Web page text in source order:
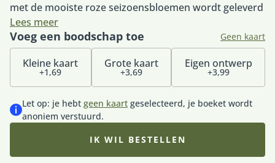
met de mooiste roze seizoensbloemen wordt geleverd
in combinatie met een ultrazacht knuffelkonijn van
Little Dutch. Voor urenlang knuffelplezier. Het perfecte
cadeau om te geven aan de nieuwe (groot)ouders. Het
boeket wordt met zorg samengesteld door de
boeket iets afwijken van de getoonde afbeelding.
Lees meer
Voeg een boodschap toe Geen kaart
Kleine kaart
+1,69
Grote kaart
+3,69
Eigen ontwerp
+3,99
Let op: je hebt geen kaart geselecteerd, je boeket wordt
anoniem verstuurd.
IK WIL BESTELLEN